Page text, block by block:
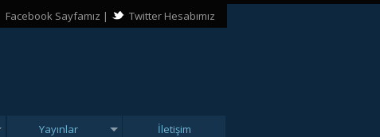
Facebook Sayfamız | Twitter Hesabımız
Yayınlar İletişim